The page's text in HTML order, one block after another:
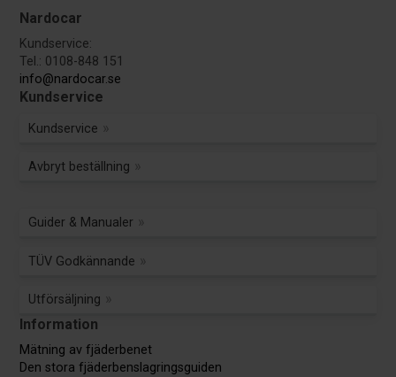
Nardocar
Kundservice:
Tel.: 0108-848 151
info@nardocar.se
Kundservice
Kundservice
Avbryt beställning
Guider & Manualer
TÜV Godkännande
Utförsäljning
Information
Mätning av fjäderbenet
Den stora fjäderbenslagringsguiden